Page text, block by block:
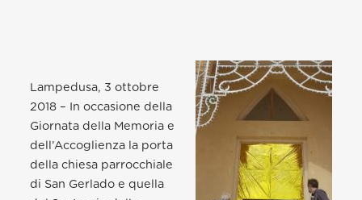
Lampedusa, 3 ottobre
2018 – In occasione della
Giornata della Memoria e
dell’Accoglienza la porta
della chiesa parrocchiale
di San Gerlado e quella